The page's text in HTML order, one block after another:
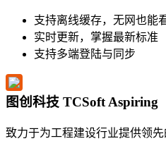
支持离线缓存，无网也能
实时更新，掌握最新标准
支持多端登陆与同步
图创科技 TCSoft Aspiring
致力于为工程建设行业提供领